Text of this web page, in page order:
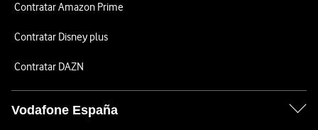
Contratar Amazon Prime
Contratar Disney plus
Contratar DAZN
Vodafone España